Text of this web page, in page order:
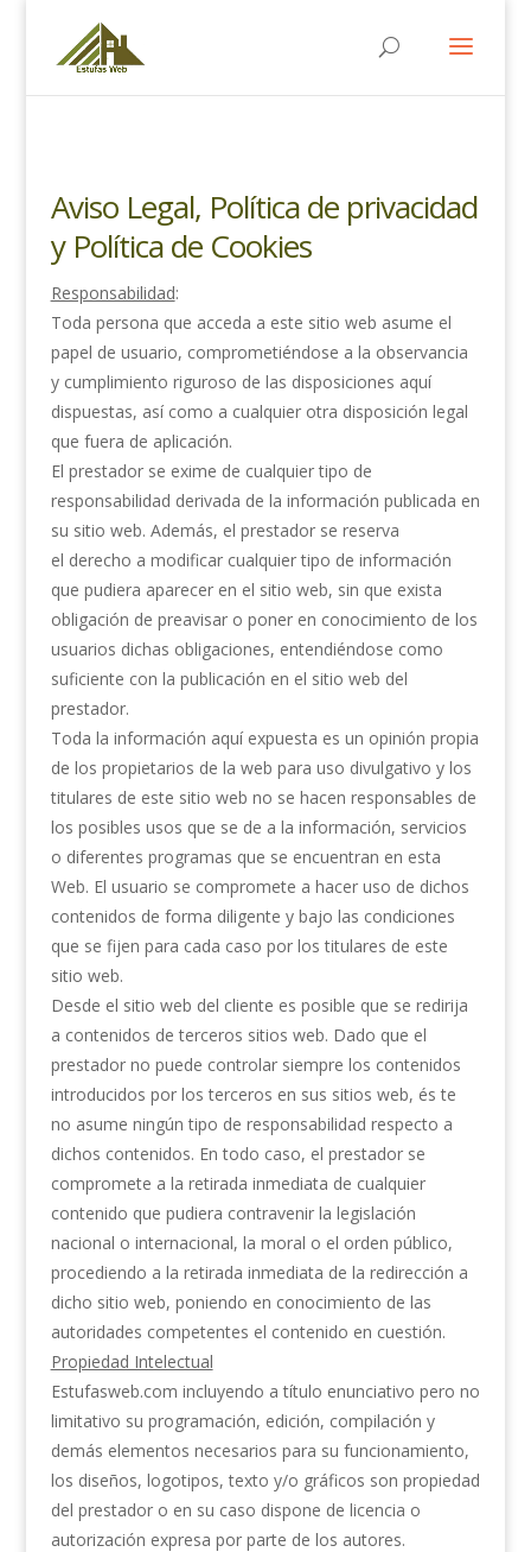
Aviso Legal, Política de privacidad
y Política de Cookies
Responsabilidad:
Toda persona que acceda a este sitio web asume el
papel de usuario, comprometiéndose a la observancia
y cumplimiento riguroso de las disposiciones aquí
dispuestas, así como a cualquier otra disposición legal
que fuera de aplicación.
El prestador se exime de cualquier tipo de
responsabilidad derivada de la información publicada en
su sitio web. Además, el prestador se reserva
el derecho a modificar cualquier tipo de información
que pudiera aparecer en el sitio web, sin que exista
obligación de preavisar o poner en conocimiento de los
usuarios dichas obligaciones, entendiéndose como
suficiente con la publicación en el sitio web del
prestador.
Toda la información aquí expuesta es un opinión propia
de los propietarios de la web para uso divulgativo y los
titulares de este sitio web no se hacen responsables de
los posibles usos que se de a la información, servicios
o diferentes programas que se encuentran en esta
Web. El usuario se compromete a hacer uso de dichos
contenidos de forma diligente y bajo las condiciones
que se fijen para cada caso por los titulares de este
sitio web.
Desde el sitio web del cliente es posible que se redirija
a contenidos de terceros sitios web. Dado que el
prestador no puede controlar siempre los contenidos
introducidos por los terceros en sus sitios web, és te
no asume ningún tipo de responsabilidad respecto a
dichos contenidos. En todo caso, el prestador se
compromete a la retirada inmediata de cualquier
contenido que pudiera contravenir la legislación
nacional o internacional, la moral o el orden público,
procediendo a la retirada inmediata de la redirección a
dicho sitio web, poniendo en conocimiento de las
autoridades competentes el contenido en cuestión.
Propiedad Intelectual
Estufasweb.com incluyendo a título enunciativo pero no
limitativo su programación, edición, compilación y
demás elementos necesarios para su funcionamiento,
los diseños, logotipos, texto y/o gráficos son propiedad
del prestador o en su caso dispone de licencia o
autorización expresa por parte de los autores.